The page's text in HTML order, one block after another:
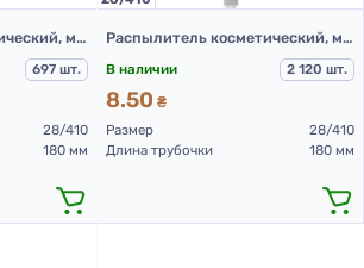
Распылитель косметический, модель 208А, 28/410, ребристая, белая, 180 мм.
697 шт.
28/410
180 мм
Распылитель косметический, модель 208А, 28/410, ребристый, черный, 180 мм.
В наличии 2 120 шт.
8.50 ₴
Размер
28/410
Длина трубочки
180 мм